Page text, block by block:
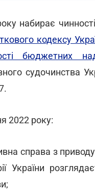
набирає чинності
кодексу
бюджетних
судочинства
2022 року:
справа з
України